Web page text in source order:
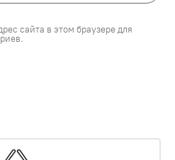
сайта в этом браузере для